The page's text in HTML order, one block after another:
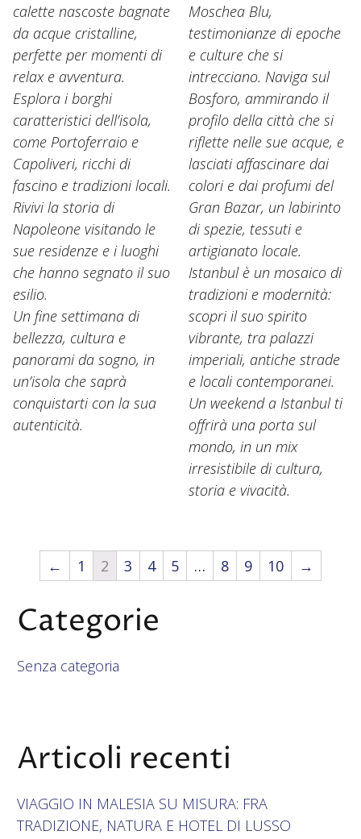
calette nascoste bagnate
da acque cristalline,
perfette per momenti di
relax e avventura.
Esplora i borghi
caratteristici dell’isola,
come Portoferraio e
Capoliveri, ricchi di
fascino e tradizioni locali.
Rivivi la storia di
Napoleone visitando le
sue residenze e i luoghi
che hanno segnato il suo
esilio.
Un fine settimana di
bellezza, cultura e
panorami da sogno, in
un’isola che saprà
conquistarti con la sua
autenticità.
Moschea Blu,
testimonianze di epoche
e culture che si
intrecciano. Naviga sul
Bosforo, ammirando il
profilo della città che si
riflette nelle sue acque, e
lasciati affascinare dai
colori e dai profumi del
Gran Bazar, un labirinto
di spezie, tessuti e
artigianato locale.
Istanbul è un mosaico di
tradizioni e modernità:
scopri il suo spirito
vibrante, tra palazzi
imperiali, antiche strade
e locali contemporanei.
Un weekend a Istanbul ti
offrirà una porta sul
mondo, in un mix
irresistibile di cultura,
storia e vivacità.
← 1 2 3 4 5 … 8 9 10 →
Categorie
Senza categoria
Articoli recenti
VIAGGIO IN MALESIA SU MISURA: FRA
TRADIZIONE, NATURA E HOTEL DI LUSSO